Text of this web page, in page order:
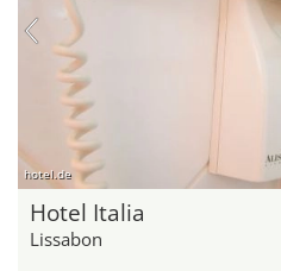
hotel.de
Hotel Italia
Lissabon